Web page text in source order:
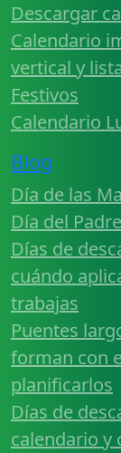
Descargar
Calendario
vertical y
Festivos
Calendario
Blog
Día de las
Día del Padre
Días de
cuándo
trabajas
Puentes
forman con
planificarlos
Días de
calendario y